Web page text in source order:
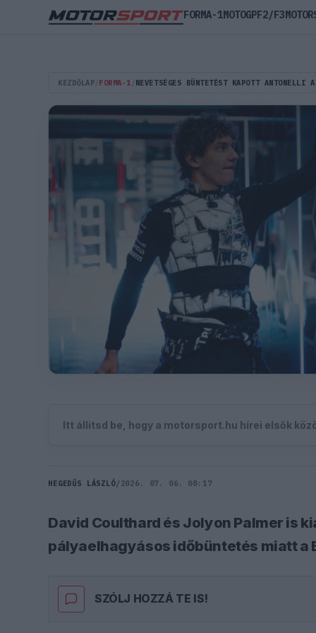
KEZDŐLAP FORMA-1 NEVETSÉGES BÜNTETÉST KAPOTT ANTONELLI
Itt állítsd be, hogy a motorsport.hu hírei elsők
HEGEDŰS LÁSZLÓ/ 2026. 07. 06. 08:17
David Coulthard és Jolyon Palmer is
pályaelhagyásos időbüntetés miatt a
SZÓLJ HOZZÁ TE IS!
FORMA-1MOTOGPF2/F3